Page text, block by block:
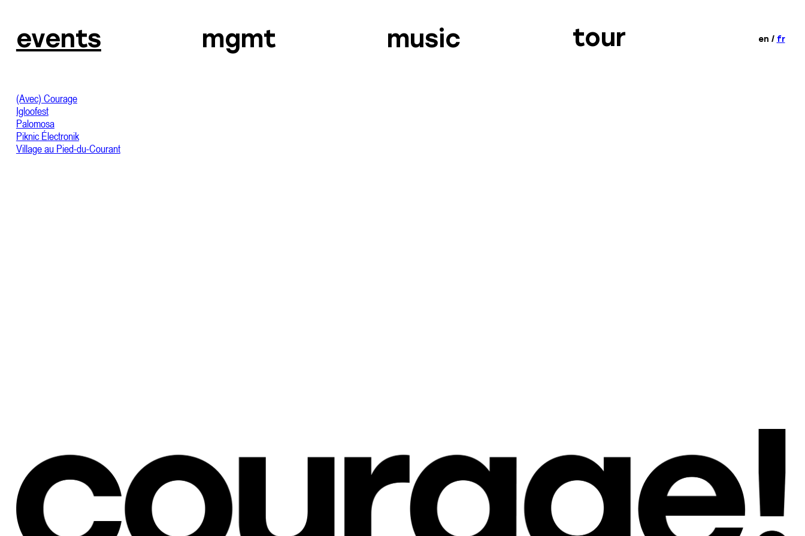
events mgmt music tour en / fr
(Avec) Courage
Igloofest
Palomosa
Piknic Électronik
Village au Pied-du-Courant